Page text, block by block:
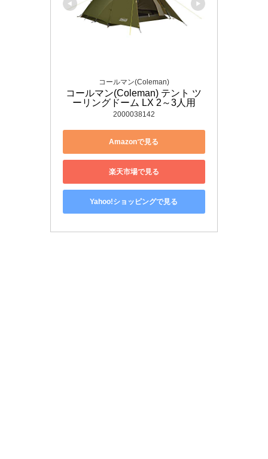
コールマン(Coleman)
コールマン(Coleman) テント ツ
ーリングドーム LX 2～3人用
2000038142
Amazonで見る
楽天市場で見る
Yahoo!ショッピングで見る